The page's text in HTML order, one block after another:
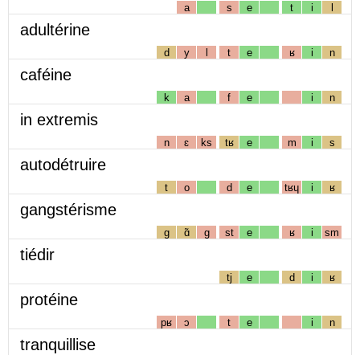
a s e t i l
adultérine
d y l t e ʁ i n
caféine
k a f e i n
in extremis
n ɛ ks tʁ e m i s
autodétruire
t o d e tʁɥ i ʁ
gangstérisme
g ɑ̃ g st e ʁ i sm
tiédir
tj e d i ʁ
protéine
pʁ ɔ t e i n
tranquillise